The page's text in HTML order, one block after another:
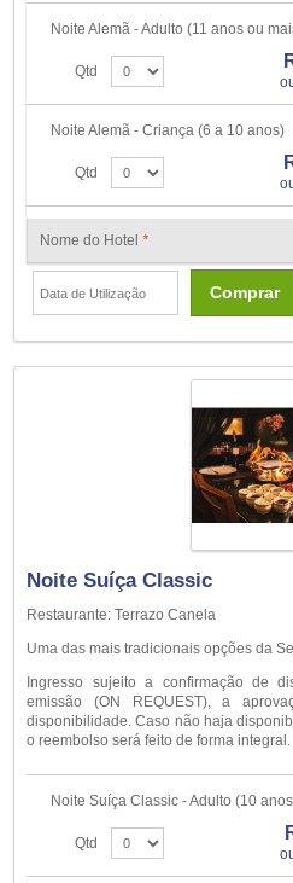
Noite Alemã - Adulto (11 anos ou
Qtd
Noite Alemã - Criança (6 a 10 anos)
Qtd
Nome do Hotel*
Comprar
Noite Suíça Classic
Restaurante: Terrazo Canela
Uma das mais tradicionais opções da
Ingresso sujeito a confirmação de
emissão (ON REQUEST), a
disponibilidade. Caso não haja
o reembolso será feito de forma integral.
Noite Suíça Classic - Adulto (10
Qtd